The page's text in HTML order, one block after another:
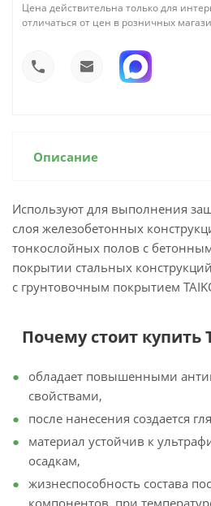
Цена действительна только для
отличаться от цен в розничных
Описание
Используют для выполнения
слоя железобетонных
тонкослойных полов с
покрытии стальных
с грунтовочным покрытием
Почему стоит купить
обладает повышенными
свойствами,
после нанесения создается
материал устойчив к
осадкам,
жизнеспособность состава
компонентов, при